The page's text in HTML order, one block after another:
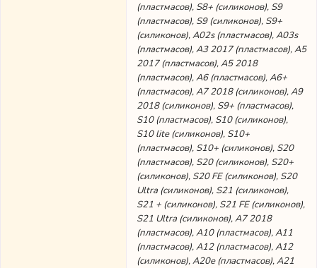
(пластмасов), S8+ (силиконов), S9
(пластмасов), S9 (силиконов), S9+
(силиконов), A02s (пластмасов), A03s
(пластмасов), A3 2017 (пластмасов), A5
2017 (пластмасов), A5 2018
(пластмасов), A6 (пластмасов), A6+
(пластмасов), A7 2018 (силиконов), A9
2018 (силиконов), S9+ (пластмасов),
S10 (пластмасов), S10 (силиконов),
S10 lite (силиконов), S10+
(пластмасов), S10+ (силиконов), S20
(пластмасов), S20 (силиконов), S20+
(силиконов), S20 FE (силиконов), S20
Ultra (силиконов), S21 (силиконов),
S21 + (силиконов), S21 FE (силиконов),
S21 Ultra (силиконов), А7 2018
(пластмасов), A10 (пластмасов), A11
(пластмасов), A12 (пластмасов), A12
(силиконов), A20e (пластмасов), A21